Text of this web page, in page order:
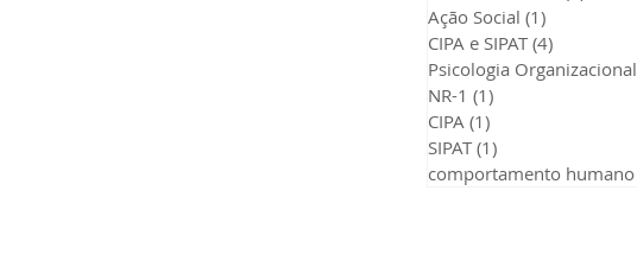
Ação Social (1)
CIPA e SIPAT (4)
Psicologia Organizacional
NR-1 (1)
CIPA (1)
SIPAT (1)
comportamento humano